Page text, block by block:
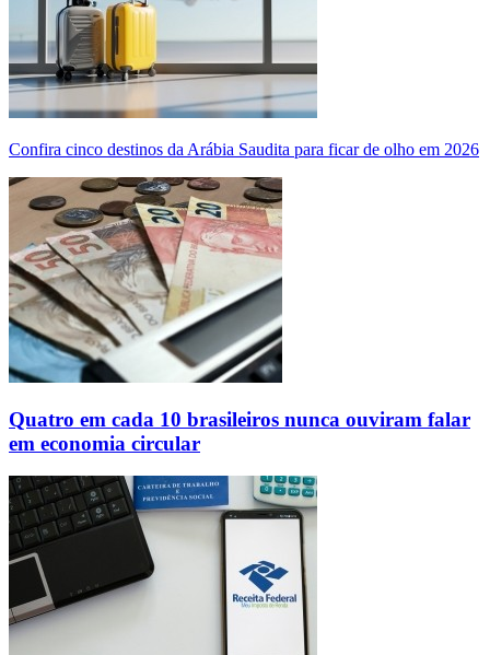
Confira cinco destinos da Arábia Saudita para ficar de olho em 2026
Quatro em cada 10 brasileiros nunca ouviram falar
em economia circular